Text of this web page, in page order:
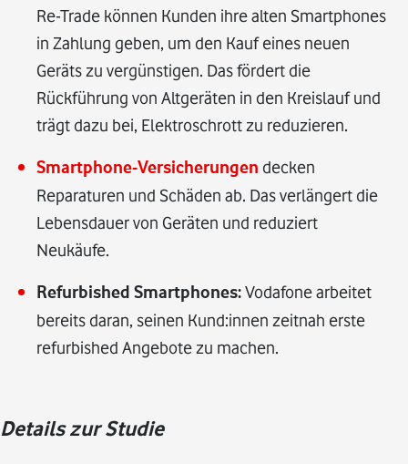
Re-Trade können Kunden ihre alten Smartphones
in Zahlung geben, um den Kauf eines neuen
Geräts zu vergünstigen. Das fördert die
Rückführung von Altgeräten in den Kreislauf und
trägt dazu bei, Elektroschrott zu reduzieren.
Smartphone-Versicherungen decken
Reparaturen und Schäden ab. Das verlängert die
Lebensdauer von Geräten und reduziert
Neukäufe.
Refurbished Smartphones:Vodafone arbeitet
bereits daran, seinen Kund:innen zeitnah erste
refurbished Angebote zu machen.
Details zur Studie